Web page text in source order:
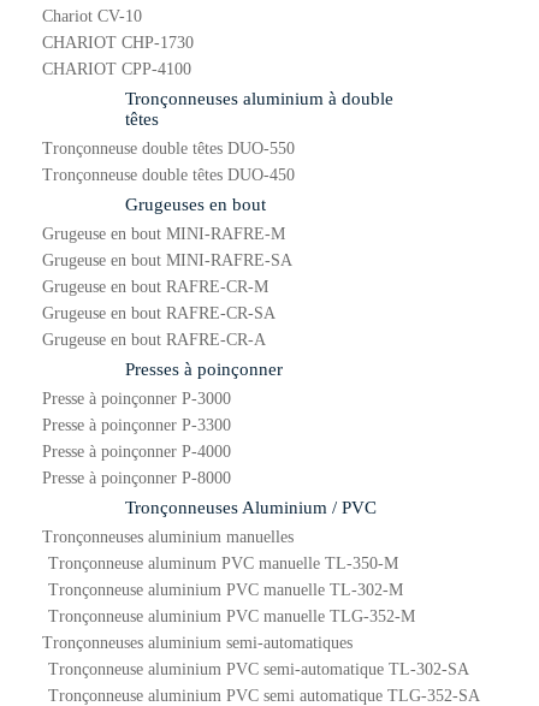
Chariot CV-10
CHARIOT CHP-1730
CHARIOT CPP-4100
Tronçonneuses aluminium à double
têtes
Tronçonneuse double têtes DUO-550
Tronçonneuse double têtes DUO-450
Grugeuses en bout
Grugeuse en bout MINI-RAFRE-M
Grugeuse en bout MINI-RAFRE-SA
Grugeuse en bout RAFRE-CR-M
Grugeuse en bout RAFRE-CR-SA
Grugeuse en bout RAFRE-CR-A
Presses à poinçonner
Presse à poinçonner P-3000
Presse à poinçonner P-3300
Presse à poinçonner P-4000
Presse à poinçonner P-8000
Tronçonneuses Aluminium / PVC
Tronçonneuses aluminium manuelles
Tronçonneuse aluminum PVC manuelle TL-350-M
Tronçonneuse aluminium PVC manuelle TL-302-M
Tronçonneuse aluminium PVC manuelle TLG-352-M
Tronçonneuses aluminium semi-automatiques
Tronçonneuse aluminium PVC semi-automatique TL-302-SA
Tronçonneuse aluminium PVC semi automatique TLG-352-SA